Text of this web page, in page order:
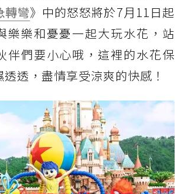
轉彎》中的怒怒將於7月11日起
樂樂和憂憂一起大玩水花，站
伴們要小心哦，這裡的水花保
透，盡情享受涼爽的快感！